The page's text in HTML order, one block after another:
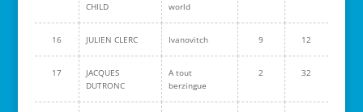
CHILD
world
16 JULIEN CLERC Ivanovitch 9 12
17
JACQUES
DUTRONC
A tout
berzingue
2 32